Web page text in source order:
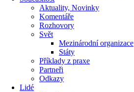
Aktuality, Novinky
Komentáře
Rozhovory
Svět
Mezinárodní organizace
Státy
Příklady z praxe
Partneři
Odkazy
Lidé